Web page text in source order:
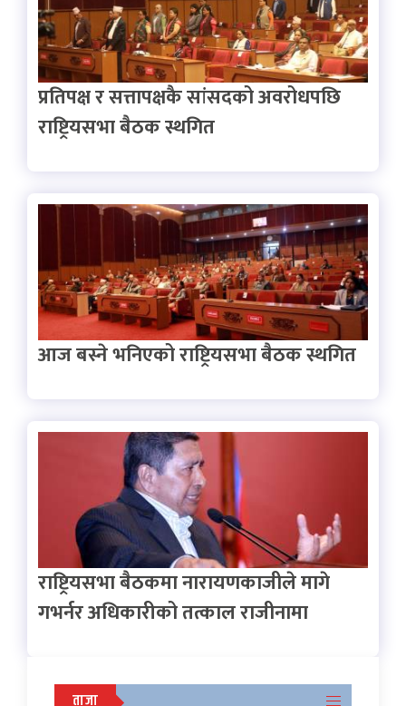
प्रतिपक्ष र सत्तापक्षकै सांसदको अवरोधपछि
राष्ट्रियसभा बैठक स्थगित
आज बस्ने भनिएको राष्ट्रियसभा बैठक स्थगित
राष्ट्रियसभा बैठकमा नारायणकाजीले मागे
गभर्नर अधिकारीको तत्काल राजीनामा
ताजा